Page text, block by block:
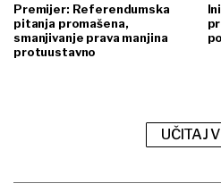
Premijer: Referendumska
pitanja promašena,
smanjivanje prava manjina
protuustavno
UČITAJ